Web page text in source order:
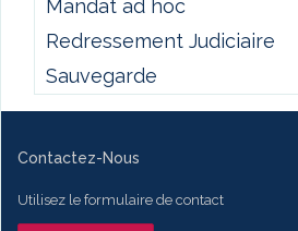
Mandat ad hoc
Redressement Judiciaire
Sauvegarde
Contactez-Nous
Utilisez le formulaire de contact